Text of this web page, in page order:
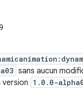
sans aucun
version 1.0.0-